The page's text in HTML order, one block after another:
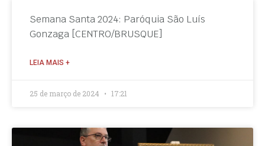
Semana Santa 2024: Paróquia São Luís
Gonzaga [CENTRO/BRUSQUE]
LEIA MAIS +
25 de março de 2024 17:21